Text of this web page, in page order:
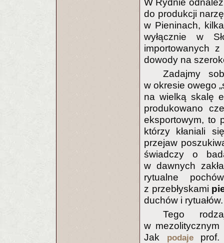
do produkcji
w Pieninach,
wyłącznie w
importowanych
dowody na
Zadajmy
w okresie owego
na wielką skalę
produkowano
eksportowym, to
którzy kłaniali
przejaw
świadczy o
w dawnych
rytualne
z przebłyskami
duchów i rytuałów.
Tego
w
Jak
podajeprof.